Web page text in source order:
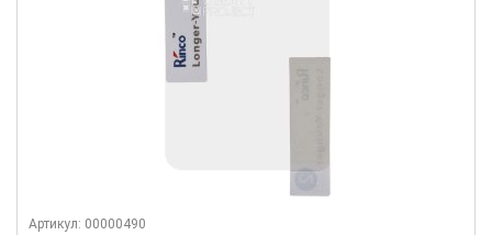
Артикул: 00000490